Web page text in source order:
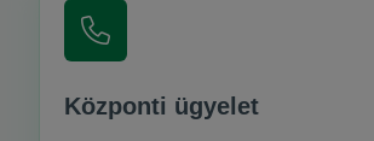
Központi ügyelet